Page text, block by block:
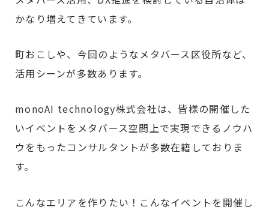
かなり増えてきています。
町おこしや、今回のようなメタバース区役所など、
活用シーンが多数あります。
monoAI technology株式会社は、皆様の開催した
いイベントをメタバース空間上で実現できるノウハ
ウをもったコンサルタントが多数在籍しておりま
す。
こんなエリアを作りたい！こんなイベントを開催し